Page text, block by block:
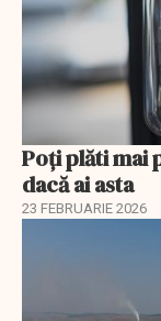
Poți plăti mai
dacă ai asta
23 FEBRUARIE 2026